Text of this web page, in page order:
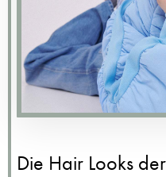
Die Hair Looks